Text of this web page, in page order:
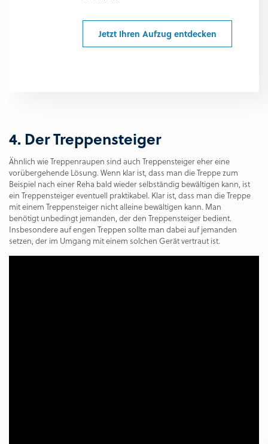
Jetzt Ihren Aufzug entdecken
4. Der Treppensteiger
Ähnlich wie Treppenraupen sind auch Treppensteiger eher eine
vorübergehende Lösung. Wenn klar ist, dass man die Treppe zum
Beispiel nach einer Reha bald wieder selbständig bewältigen kann, ist
ein Treppensteiger eventuell praktikabel. Klar ist, dass man die Treppe
mit einem Treppensteiger nicht alleine bewältigen kann. Man
benötigt unbedingt jemanden, der den Treppensteiger bedient.
Insbesondere auf engen Treppen sollte man dabei auf jemanden
setzen, der im Umgang mit einem solchen Gerät vertraut ist.